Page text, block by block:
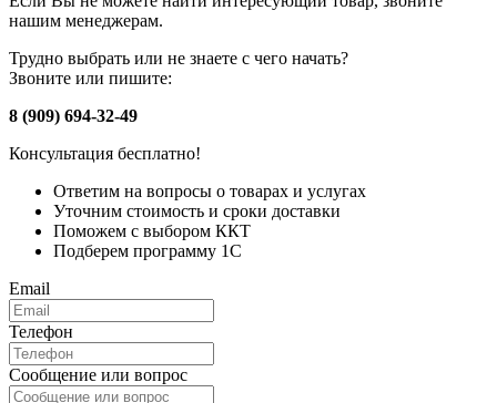
нашим менеджерам.
Трудно выбрать или не знаете с чего начать?
Звоните или пишите:
8 (909) 694-32-49
Консультация бесплатно!
Ответим на вопросы о товарах и услугах
Уточним стоимость и сроки доставки
Поможем с выбором ККТ
Подберем программу 1С
Email
Телефон
Сообщение или вопрос